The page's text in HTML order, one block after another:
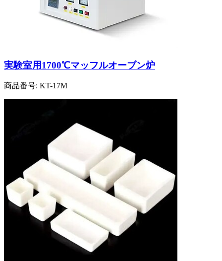
実験室用1700℃マッフルオーブン炉
商品番号: KT-17M